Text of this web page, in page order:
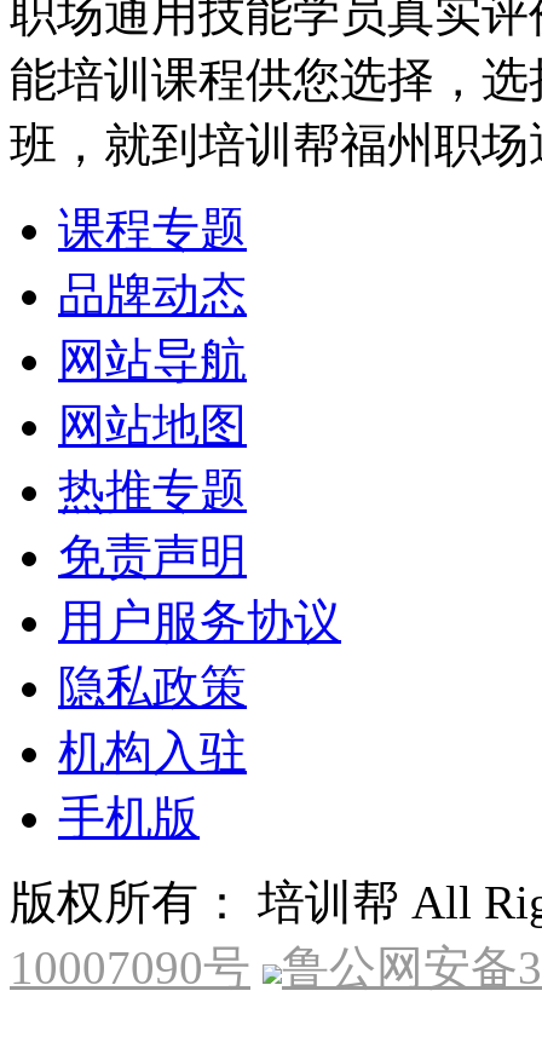
职场通用技能学员真实
能培训课程供您选择，
班，就到培训帮福州职
课程专题
品牌动态
网站导航
网站地图
热推专题
免责声明
用户服务协议
隐私政策
机构入驻
手机版
版权所有： 培训帮 All
10007090号
鲁公网安备